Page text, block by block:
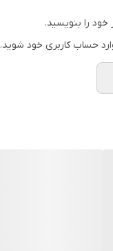
را بنویسید.
حساب کاربری خود شوید.